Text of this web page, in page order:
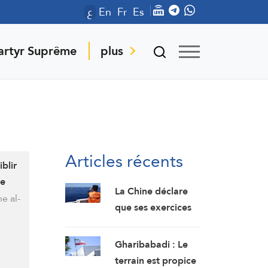
ع En Fr Es
Suprême plus
al-
Articles récents
La Chine déclare
que ses exercices
de Chine
méridionale
Gharibabadi : Le
terrain est propice